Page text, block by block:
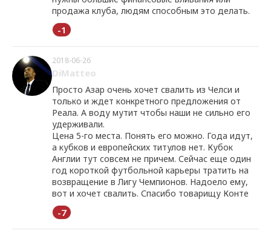
продажа клуба, людям способным это делать.
-1
2018-06-26
DiMatteo
Просто Азар очень хочет свалить из Челси и
только и ждет конкретного предложения от
Реала. А воду мутит чтобы наши не сильно его
удерживали.
Цена 5-го места. Понять его можно. Года идут,
а кубков и европейских титулов нет. Кубок
Англии тут совсем не причем. Сейчас еще один
год короткой футбольной карьеры тратить на
возвращение в Лигу Чемпионов. Надоело ему,
вот и хочет свалить. Спасибо товарищу Конте
-7